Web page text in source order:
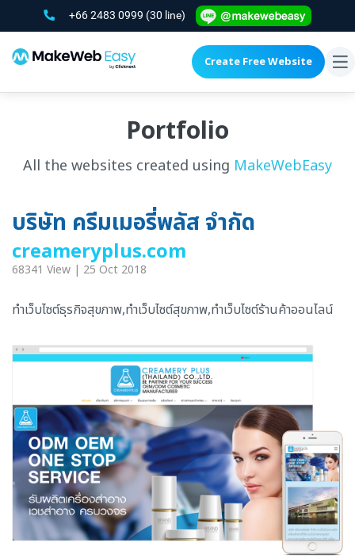
+66 2483 0999 (30 line)
Create Free Website
Portfolio
All the websites created using MakeWebEasy
บริษัท ครีมเมอรี่พลัส จำกัด
creameryplus.com
68341 View | 25 Oct 2018
ทำเว็บไซต์ธุรกิจสุขภาพ,ทำเว็บไซต์สุขภาพ,ทำเว็บไซต์ร้านค้าออนไลน์